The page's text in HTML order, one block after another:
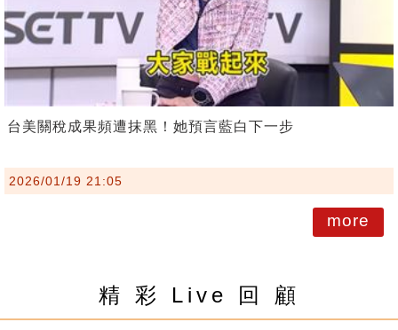
台美關稅成果頻遭抹黑！她預言藍白下一步
2026/01/19 21:05
more
精 彩 Live 回 顧